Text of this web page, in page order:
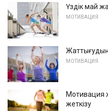
Үздік май
МОТИВАЦИЯ
Жаттығудың
МОТИВАЦИЯ
Мотивация
жеткізу